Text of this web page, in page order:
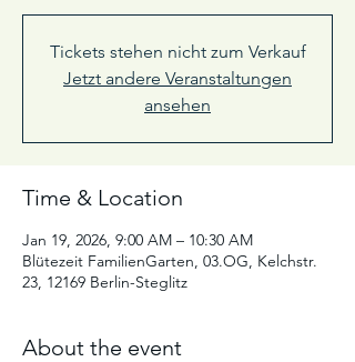
Tickets stehen nicht zum Verkauf
Jetzt andere Veranstaltungen
ansehen
Time & Location
Jan 19, 2026, 9:00 AM – 10:30 AM
Blütezeit FamilienGarten, 03.OG, Kelchstr.
23, 12169 Berlin-Steglitz
About the event